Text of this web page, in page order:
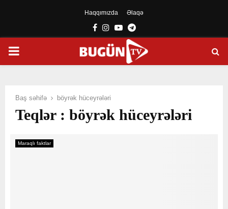
Haqqımızda Əlaqə
Facebook
Instagram
YoutubeTelegram
PRIMARY
Baş səhifə böyrək hüceyrələri
Teqlər : böyrək hüceyrələri
Maraqlı faktlar